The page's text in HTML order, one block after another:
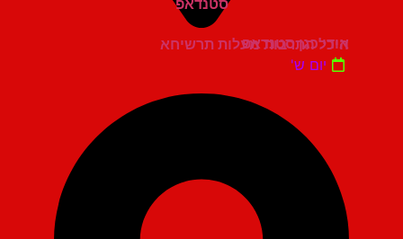
היכל התרבות מעלות תרשיחא
אודי כגן סטנדאפ
יום ש'